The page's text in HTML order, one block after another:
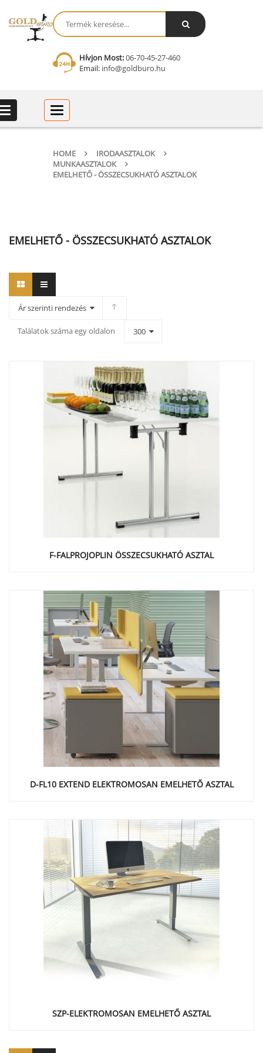
Hívjon Most:06-70-45-27-460
Email:info@goldburo.hu
Categories
Categories
HOME
IRODAASZTALOK
MUNKAASZTALOK
EMELHETŐ - ÖSSZECSUKHATÓ ASZTALOK
EMELHETŐ - ÖSSZECSUKHATÓ ASZTALOK
Ár szerinti rendezés
Találatok száma egy oldalon 300
F-FALPROJOPLIN ÖSSZECSUKHATÓ ASZTAL
D-FL10 EXTEND ELEKTROMOSAN EMELHETŐ ASZTAL
SZP-ELEKTROMOSAN EMELHETŐ ASZTAL